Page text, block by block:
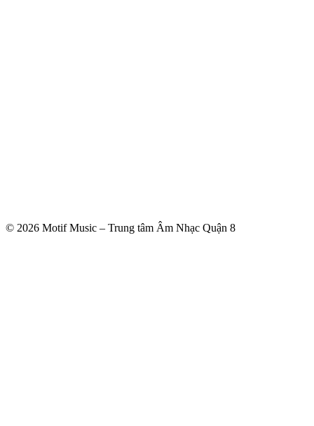
© 2026 Motif Music – Trung tâm Âm Nhạc Quận 8